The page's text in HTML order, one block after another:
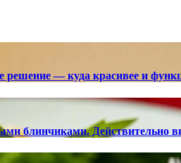
решение — куда красивее и
блинчиками. Действительно